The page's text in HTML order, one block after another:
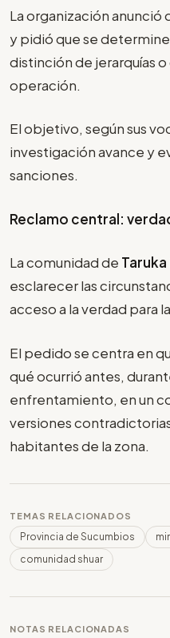
La organización anunció
y pidió que se
distinción de jerarquías
operación.
El objetivo, según sus
investigación avance y
sanciones.
Reclamo central:
La comunidad de Taruka
esclarecer las
acceso a la verdad para
El pedido se centra en
qué ocurrió antes,
enfrentamiento, en un
versiones
habitantes de la zona.
TEMAS RELACIONADOS
Provincia de Sucumbios
comunidad shuar
NOTAS RELACIONADAS